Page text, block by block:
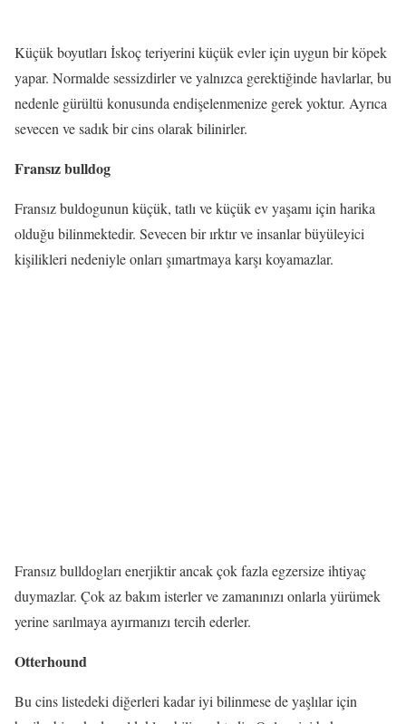
Küçük boyutları İskoç teriyerini küçük evler için uygun bir köpek
yapar. Normalde sessizdirler ve yalnızca gerektiğinde havlarlar, bu
nedenle gürültü konusunda endişelenmenize gerek yoktur. Ayrıca
sevecen ve sadık bir cins olarak bilinirler.
Fransız bulldog
Fransız buldogunun küçük, tatlı ve küçük ev yaşamı için harika
olduğu bilinmektedir. Sevecen bir ırktır ve insanlar büyüleyici
kişilikleri nedeniyle onları şımartmaya karşı koyamazlar.
Fransız bulldogları enerjiktir ancak çok fazla egzersize ihtiyaç
duymazlar. Çok az bakım isterler ve zamanınızı onlarla yürümek
yerine sarılmaya ayırmanızı tercih ederler.
Otterhound
Bu cins listedeki diğerleri kadar iyi bilinmese de yaşlılar için